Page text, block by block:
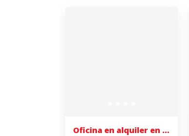
Oficina en alquiler en Esplugues de Llobregat